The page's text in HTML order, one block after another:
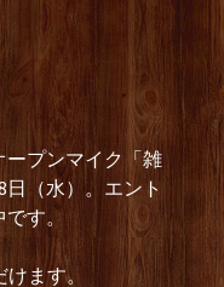
プンマイク「雑
（水）。エント
す。
ます。